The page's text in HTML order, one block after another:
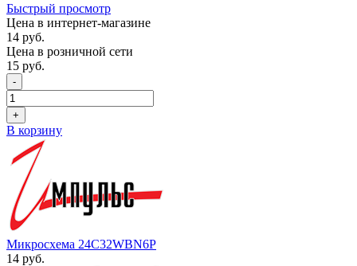
Быстрый просмотр
Цена в интернет-магазине
14 руб.
Цена в розничной сети
15 руб.
-
+
В корзину
Микросхема 24C32WBN6P
14 руб.